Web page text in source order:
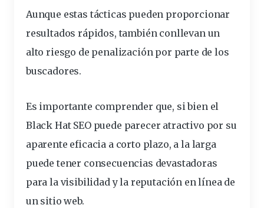
Aunque estas tácticas pueden proporcionar
resultadosrápidos, también conllevan un
alto riesgo de penalizaciónpor parte de los
buscadores.
Es importante comprender que, si bien el
Black Hat SEO puede parecer atractivo por su
aparente eficacia a corto plazo, a la larga
puede tener consecuencias devastadoras
para la visibilidad y la reputación en línea de
un sitio web.